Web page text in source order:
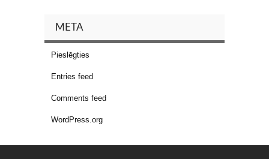
META
Pieslēgties
Entries feed
Comments feed
WordPress.org